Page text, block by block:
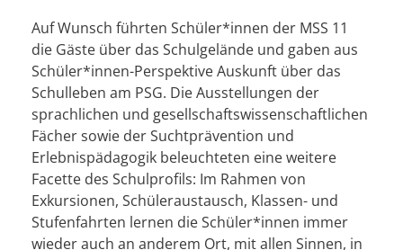
Auf Wunsch führten Schüler*innen der MSS 11
die Gäste über das Schulgelände und gaben aus
Schüler*innen-Perspektive Auskunft über das
Schulleben am PSG. Die Ausstellungen der
sprachlichen und gesellschaftswissenschaftlichen
Fächer sowie der Suchtprävention und
Erlebnispädagogik beleuchteten eine weitere
Facette des Schulprofils: Im Rahmen von
Exkursionen, Schüleraustausch, Klassen- und
Stufenfahrten lernen die Schüler*innen immer
wieder auch an anderem Ort, mit allen Sinnen, in